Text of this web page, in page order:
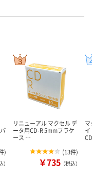
)
）
リニューアル マクセル デ
ータ用CD-R 5mmプラケ
ース …
(13件)
￥735 （税込）